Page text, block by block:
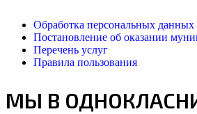
Обработка персональных данных
Постановление об оказании
Перечень услуг
Правила пользования
МЫ В